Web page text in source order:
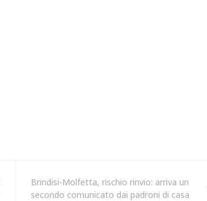
Brindisi-Molfetta, rischio rinvio: arriva un
secondo comunicato dai padroni di casa